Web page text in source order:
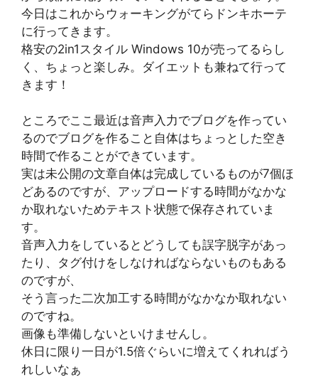
今日はこれからウォーキングがてらドンキホーテ
に行ってきます。
格安の2in1スタイル Windows 10が売ってるらし
く、ちょっと楽しみ。ダイエットも兼ねて行って
きます！
ところでここ最近は音声入力でブログを作ってい
るのでブログを作ること自体はちょっとした空き
時間で作ることができています。
実は未公開の文章自体は完成しているものが7個ほ
どあるのですが、アップロードする時間がなかな
か取れないためテキスト状態で保存されていま
す。
音声入力をしているとどうしても誤字脱字があっ
たり、タグ付けをしなければならないものもある
のですが、
そう言った二次加工する時間がなかなか取れない
のですね。
画像も準備しないといけませんし。
休日に限り一日が1.5倍ぐらいに増えてくれればう
れしいなぁ